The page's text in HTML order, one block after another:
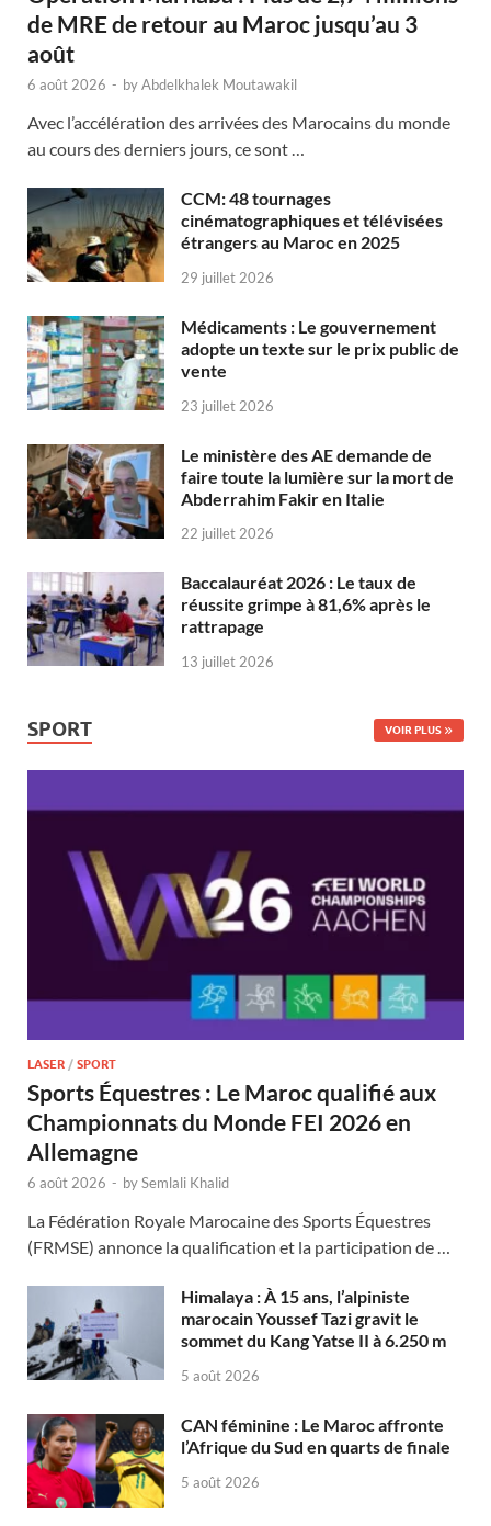
de MRE de retour au Maroc jusqu’au 3
août
6 août 2026 - byAbdelkhalek Moutawakil
Avec l’accélération des arrivées des Marocains du monde
au cours des derniers jours, ce sont …
CCM: 48 tournages
cinématographiques et télévisées
étrangers au Maroc en 2025
29 juillet 2026
Médicaments : Le gouvernement
adopte un texte sur le prix public de
vente
23 juillet 2026
Le ministère des AE demande de
faire toute la lumière sur la mort de
Abderrahim Fakir en Italie
22 juillet 2026
Baccalauréat 2026 : Le taux de
réussite grimpe à 81,6% après le
rattrapage
13 juillet 2026
SPORT VOIR PLUS
LASER / SPORT
Sports Équestres : Le Maroc qualifié aux
Championnats du Monde FEI 2026 en
Allemagne
6 août 2026 - bySemlali Khalid
La Fédération Royale Marocaine des Sports Équestres
(FRMSE) annonce la qualification et la participation de …
Himalaya : À 15 ans, l’alpiniste
marocain Youssef Tazi gravit le
sommet du Kang Yatse II à 6.250 m
5 août 2026
CAN féminine : Le Maroc affronte
l’Afrique du Sud en quarts de finale
5 août 2026